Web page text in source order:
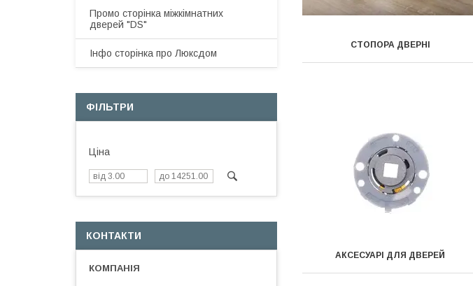
СТОПОРА ДВЕРНІ
АКСЕСУАРІ ДЛЯ ДВЕРЕЙ
Промо сторінка міжкімнатних
дверей "DS"
Інфо сторінка про Люксдом
ФІЛЬТРИ
Ціна
КОНТАКТИ